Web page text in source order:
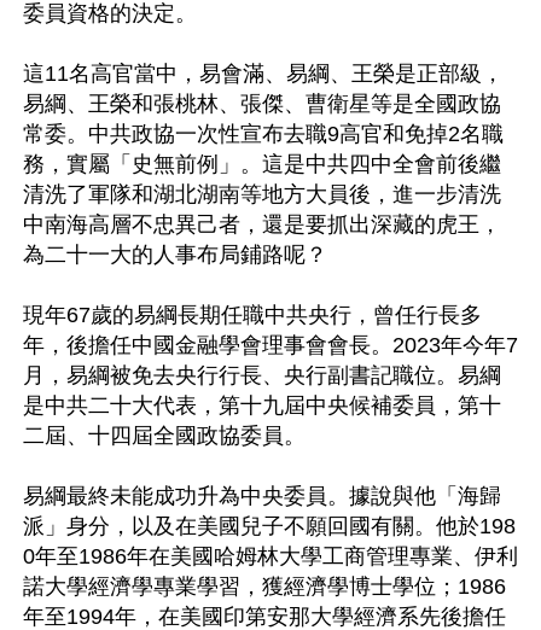
委員資格的決定。
這11名高官當中，易會滿、易綱、王榮是正部級，
易綱、王榮和張桃林、張傑、曹衛星等是全國政協
常委。中共政協一次性宣布去職9高官和免掉2名職
務，實屬「史無前例」。這是中共四中全會前後繼
清洗了軍隊和湖北湖南等地方大員後，進一步清洗
中南海高層不忠異己者，還是要抓出深藏的虎王，
為二十一大的人事布局鋪路呢？
現年67歲的易綱長期任職中共央行，曾任行長多
年，後擔任中國金融學會理事會會長。2023年今年7
月，易綱被免去央行行長、央行副書記職位。易綱
是中共二十大代表，第十九屆中央候補委員，第十
二屆、十四屆全國政協委員。
易綱最終未能成功升為中央委員。據說與他「海歸
派」身分，以及在美國兒子不願回國有關。他於198
0年至1986年在美國哈姆林大學工商管理專業、伊利
諾大學經濟學專業學習，獲經濟學博士學位；1986
年至1994年，在美國印第安那大學經濟系先後擔任